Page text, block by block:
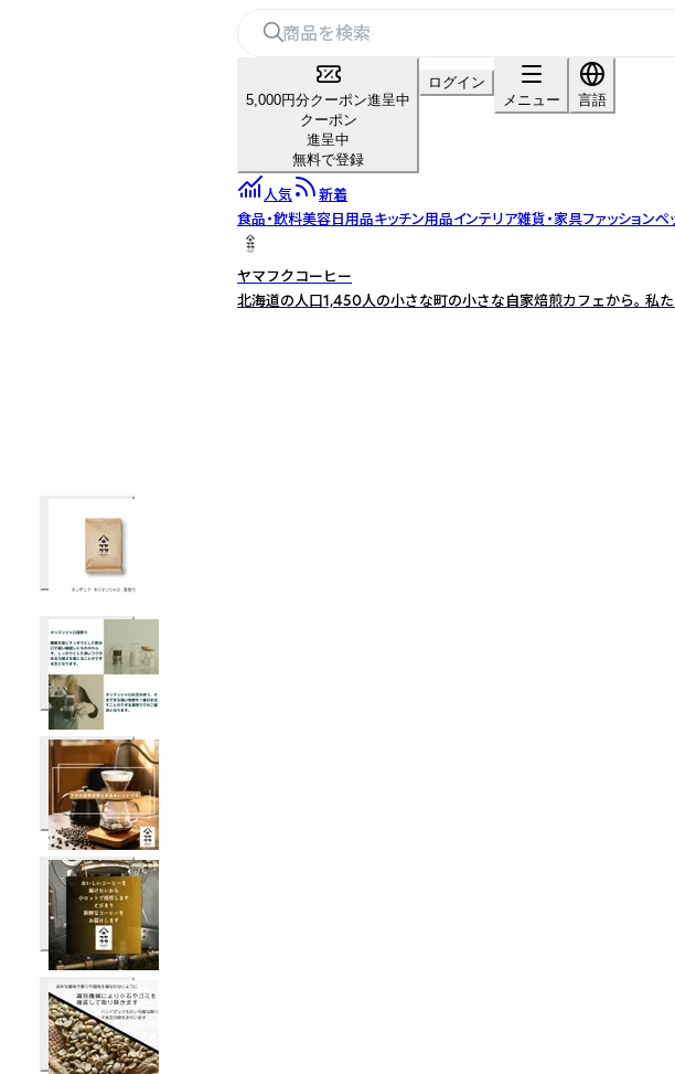
5,000円分クーポン進呈中
クーポン
進呈中
無料で登録
ログイン
メニュー
言語
人気
新着
食品・飲料美容日用品キッチン用品インテリア雑貨・家具ファッションペ
ヤマフクコーヒー
北海道の人口1,450人の小さな町の小さな自家焙煎カフェから。 私